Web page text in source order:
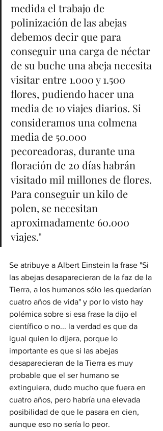
medida el trabajo de
polinización de las abejas
debemos decir que para
conseguir una carga de néctar
de su buche una abeja necesita
visitar entre 1.000 y 1.500
flores, pudiendo hacer una
media de 10 viajes diarios. Si
consideramos una colmena
media de 50.000
pecoreadoras, durante una
floración de 20 días habrán
visitado mil millones de flores.
Para conseguir un kilo de
polen, se necesitan
aproximadamente 60.000
viajes."
Se atribuye a Albert Einstein la frase "Si
las abejas desaparecieran de la faz de la
Tierra, a los humanos sólo les quedarían
cuatro años de vida" y por lo visto hay
polémica sobre si esa frase la dijo el
científico o no... la verdad es que da
igual quien lo dijera, porque lo
importante es que si las abejas
desaparecieran de la Tierra es muy
probable que el ser humano se
extinguiera, dudo mucho que fuera en
cuatro años, pero habría una elevada
posibilidad de que le pasara en cien,
aunque eso no sería lo peor.